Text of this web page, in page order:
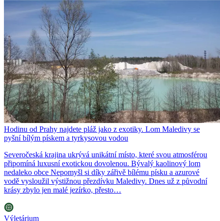
Hodinu od Prahy najdete pláž jako z exotiky. Lom Maledivy se
pyšní bílým pískem a tyrkysovou vodou
Severočeská krajina ukrývá unikátní místo, které svou atmosférou
připomíná luxusní exotickou dovolenou. Bývalý kaolinový lom
nedaleko obce Nepomyšl si díky zářivě bílému písku a azurové
vodě vysloužil výstižnou přezdívku Maledivy. Dnes už z původní
krásy zbylo jen malé jezírko, přesto…
Výletárium